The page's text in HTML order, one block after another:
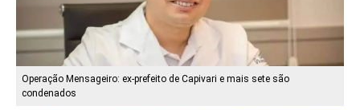
Operação Mensageiro: ex-prefeito de Capivari e mais sete são
condenados